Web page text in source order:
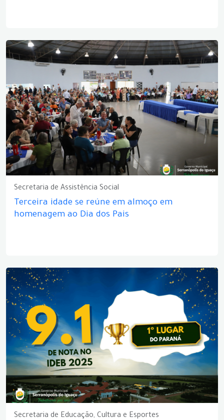
Secretaria de Assistência Social
Terceira idade se reúne em almoço em
homenagem ao Dia dos Pais
Secretaria de Educação, Cultura e Esportes